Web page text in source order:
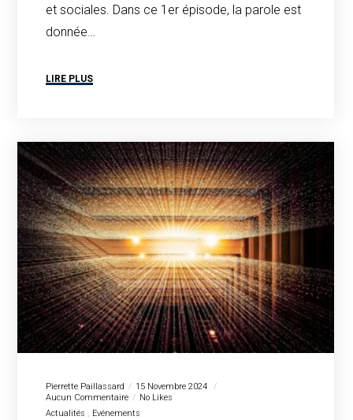
et sociales. Dans ce 1er épisode, la parole est
donnée…
LIRE PLUS
Pierrette Paillassard
15 Novembre 2024
Aucun Commentaire
No Likes
Actualités
Evénements